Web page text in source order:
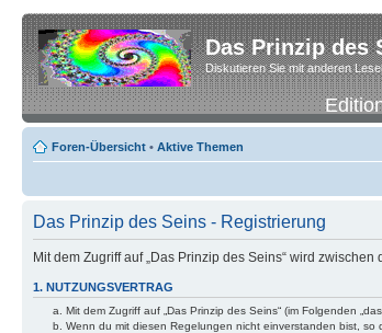
Das Prinzip des
Diskutieren Sie mit anderen
Foren-Übersicht • Aktive Themen
Das Prinzip des Seins - Registrierung
Mit dem Zugriff auf „Das Prinzip des Seins“ wird
1. NUTZUNGSVERTRAG
Mit dem Zugriff auf „Das Prinzip des Seins“ (im Folgenden
Wenn du mit diesen Regelungen nicht einverstanden bist,